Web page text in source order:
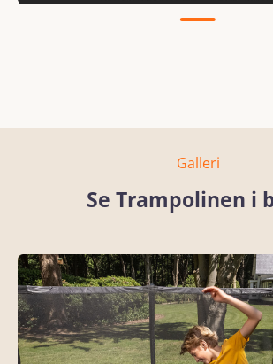
Galleri
Se Trampolinen i